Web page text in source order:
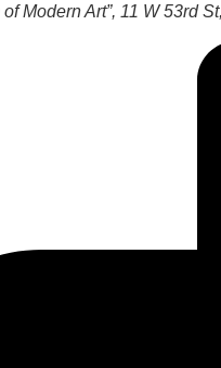
Modern Art”, 11 W 53rd